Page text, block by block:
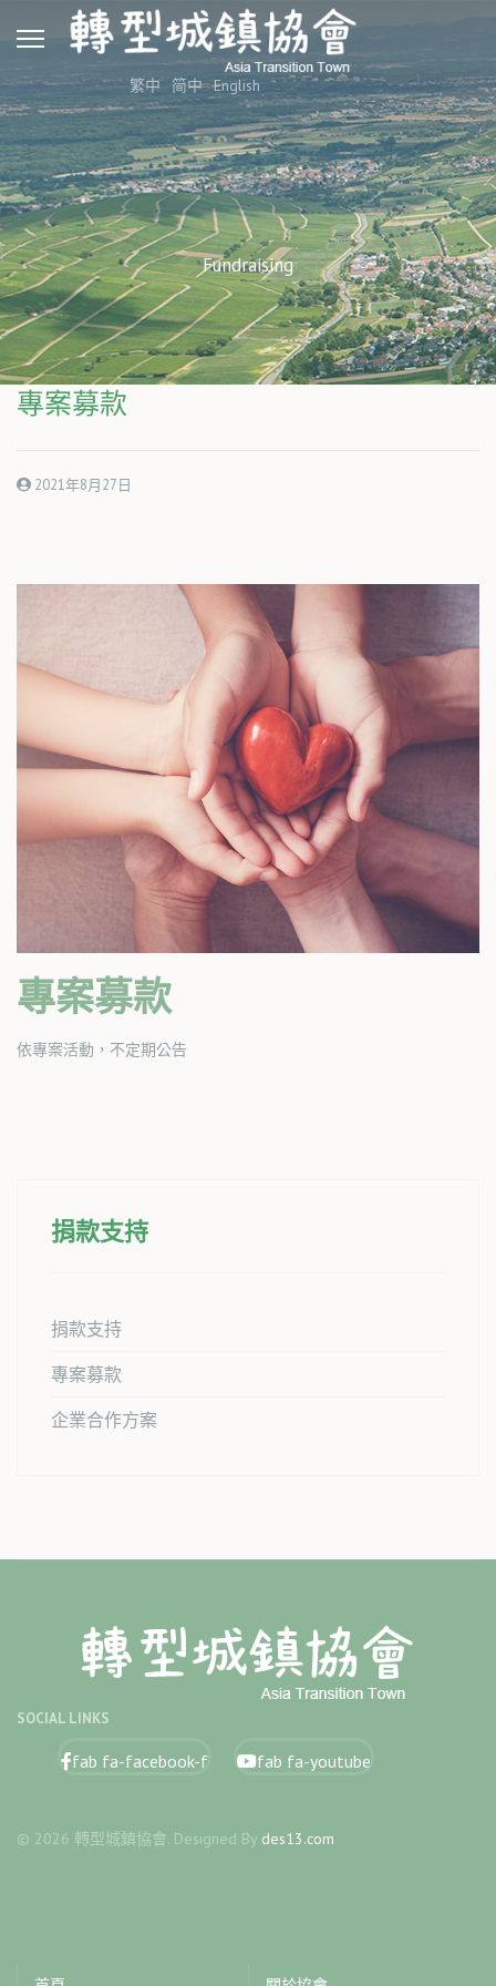
繁中 简中 English
Fundraising
專案募款
2021年8月27日
專案募款
依專案活動，不定期公告
捐款支持
捐款支持
專案募款
企業合作方案
SOCIAL LINKS
fab fa-facebook-f fab fa-youtube
© 2026 轉型城鎮協會. Designed By des13.com